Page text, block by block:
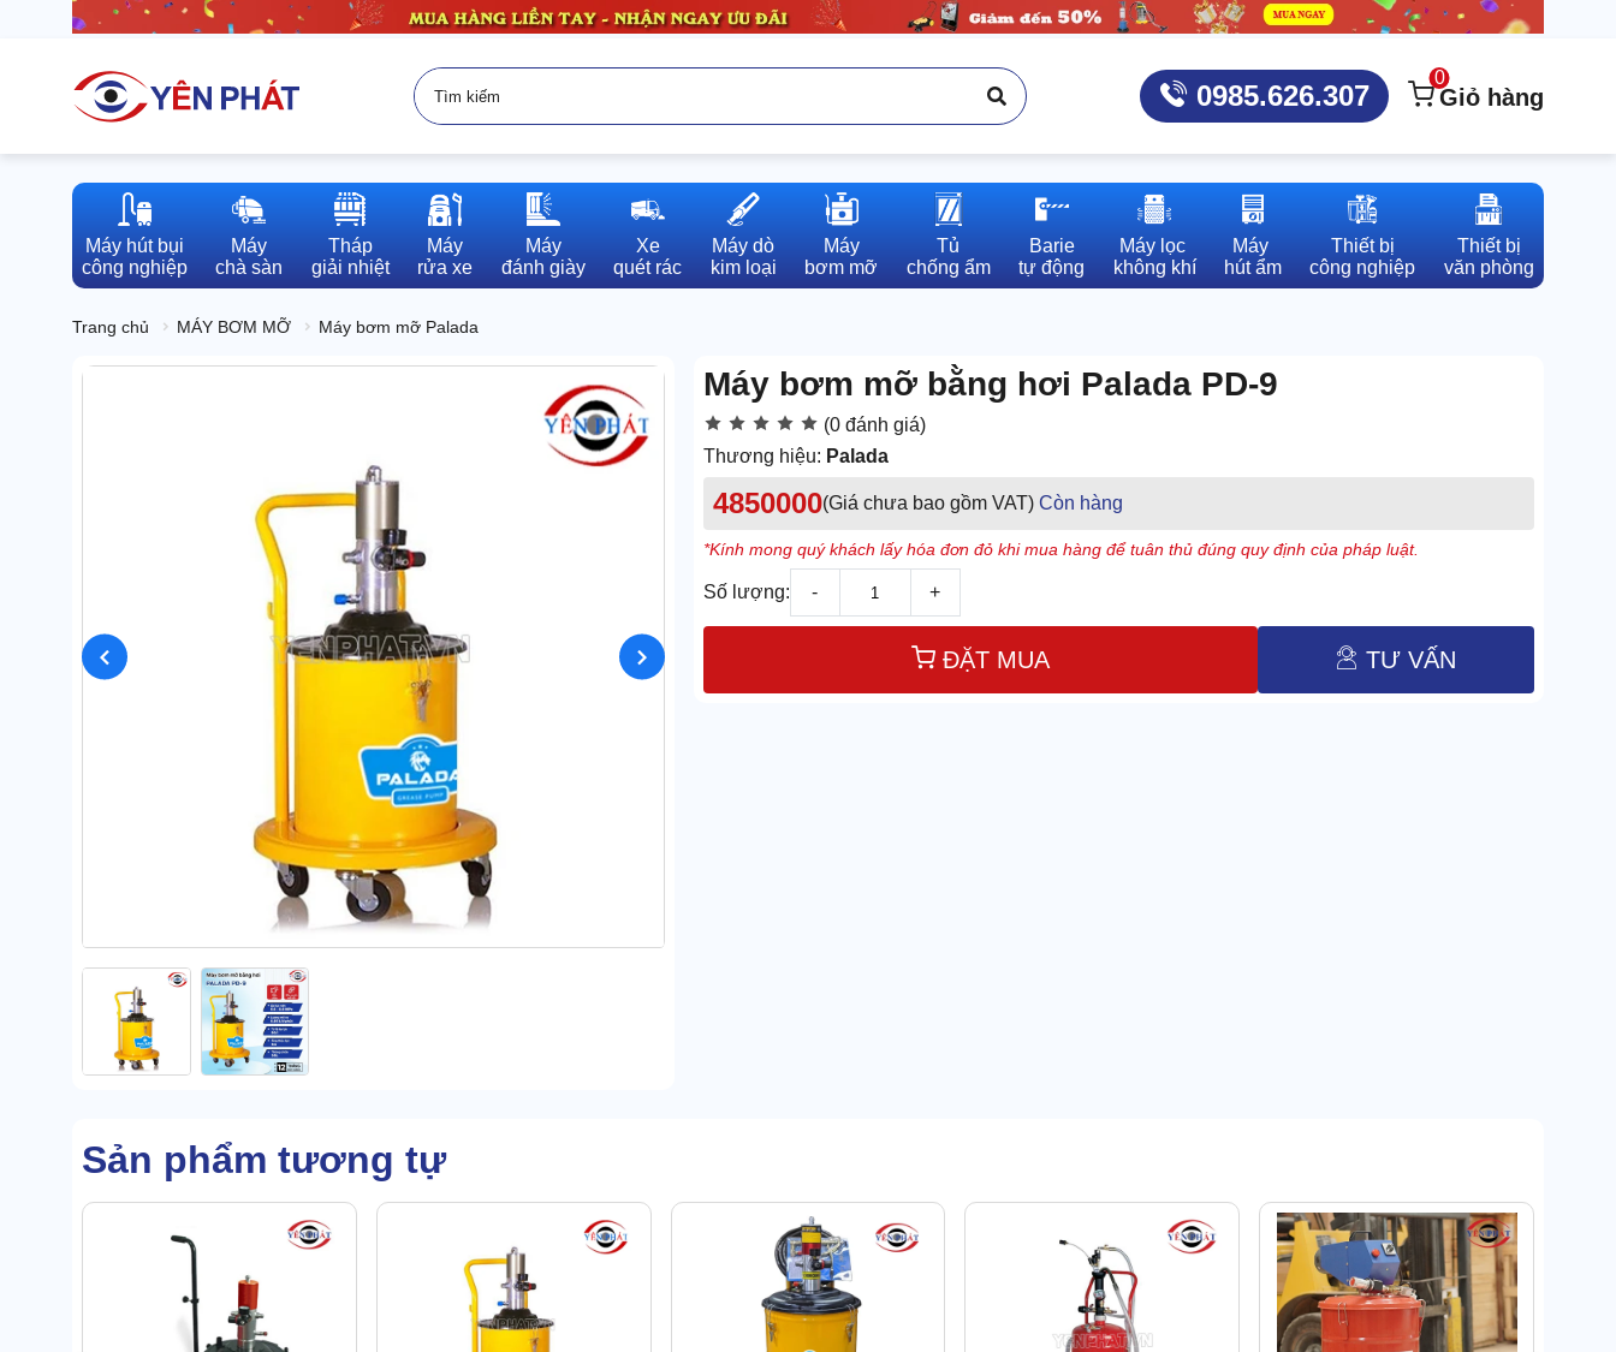
0985.626.307
0
Giỏ hàng
Máy hút bụi
công nghiệp
Máy
chà sàn
Tháp
giải nhiệt
Máy
rửa xe
Máy
đánh giày
Xe
quét rác
Máy dò
kim loại
Máy
bơm mỡ
Tủ
chống ẩm
Barie
tự động
Máy lọc
không khí
Máy
hút ẩm
Thiết bị
công nghiệp
Thiết bị
văn phòng
Trang chủ MÁY BƠM MỠ Máy bơm mỡ Palada
Máy bơm mỡ bằng hơi Palada PD-9
(0 đánh giá)
Thương hiệu: Palada
4850000(Giá chưa bao gồm VAT) Còn hàng
*Kính mong quý khách lấy hóa đơn đỏ khi mua hàng để tuân thủ đúng quy định của pháp luật.
Số lượng: - +
ĐẶT MUA TƯ VẤN
Sản phẩm tương tự